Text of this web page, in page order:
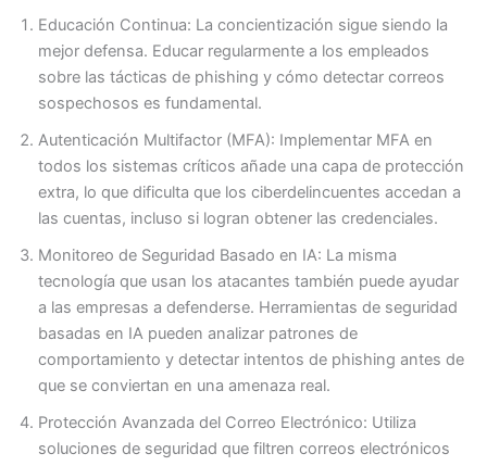
Educación Continua: La concientización sigue siendo la
mejor defensa. Educar regularmente a los empleados
sobre las tácticas de phishing y cómo detectar correos
sospechosos es fundamental.
Autenticación Multifactor (MFA): Implementar MFA en
todos los sistemas críticos añade una capa de protección
extra, lo que dificulta que los ciberdelincuentes accedan a
las cuentas, incluso si logran obtener las credenciales.
Monitoreo de Seguridad Basado en IA: La misma
tecnología que usan los atacantes también puede ayudar
a las empresas a defenderse. Herramientas de seguridad
basadas en IA pueden analizar patrones de
comportamiento y detectar intentos de phishing antes de
que se conviertan en una amenaza real.
Protección Avanzada del Correo Electrónico: Utiliza
soluciones de seguridad que filtren correos electrónicos